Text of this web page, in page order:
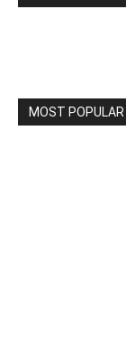
MOST POPULAR